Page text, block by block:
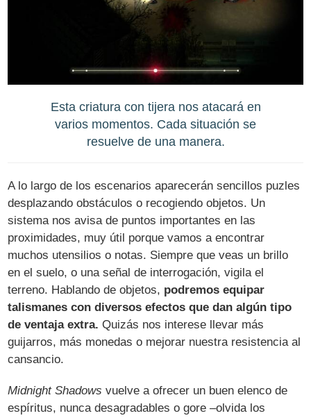
Esta criatura con tijera nos atacará en
varios momentos. Cada situación se
resuelve de una manera.
A lo largo de los escenarios aparecerán sencillos puzles
desplazando obstáculos o recogiendo objetos. Un
sistema nos avisa de puntos importantes en las
proximidades, muy útil porque vamos a encontrar
muchos utensilios o notas. Siempre que veas un brillo
en el suelo, o una señal de interrogación, vigila el
terreno. Hablando de objetos, podremos equipar
talismanes con diversos efectos que dan algún tipo
de ventaja extra. Quizás nos interese llevar más
guijarros, más monedas o mejorar nuestra resistencia al
cansancio.
Midnight Shadows vuelve a ofrecer un buen elenco de
espíritus, nunca desagradables o gore –olvida los